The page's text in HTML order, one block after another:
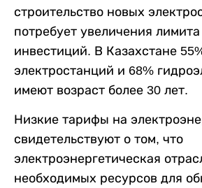
строительство новых
потребует увеличения
инвестиций. В Казахстане
электростанций и 68%
имеют возраст более 30 лет.
Низкие тарифы на
свидетельствуют о том, что
электроэнергетическая
необходимых ресурсов для